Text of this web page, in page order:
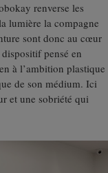
renverse les
lumière la compagne
sont donc au cœur
pensé en
à l’ambition plastique
de son médium. Ici
et une sobriété qui